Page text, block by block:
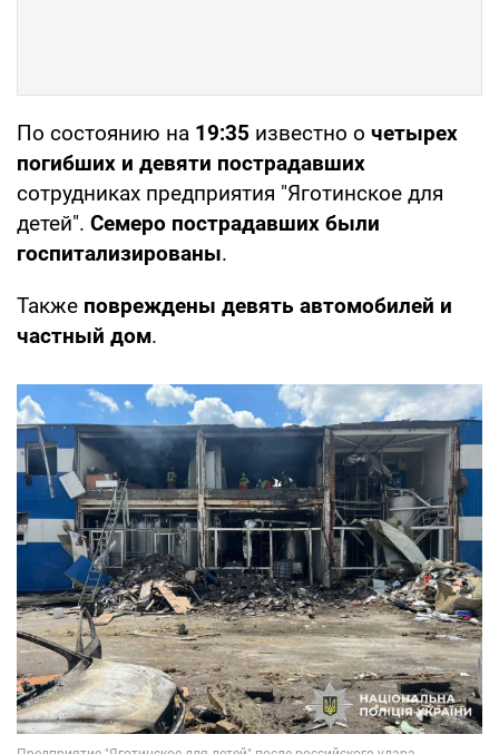
По состоянию на 19:35 известно о четырех
погибших и девяти пострадавших
сотрудниках предприятия "Яготинское для
детей". Семеро пострадавших были
госпитализированы.
Также повреждены девять автомобилей и
частный дом.